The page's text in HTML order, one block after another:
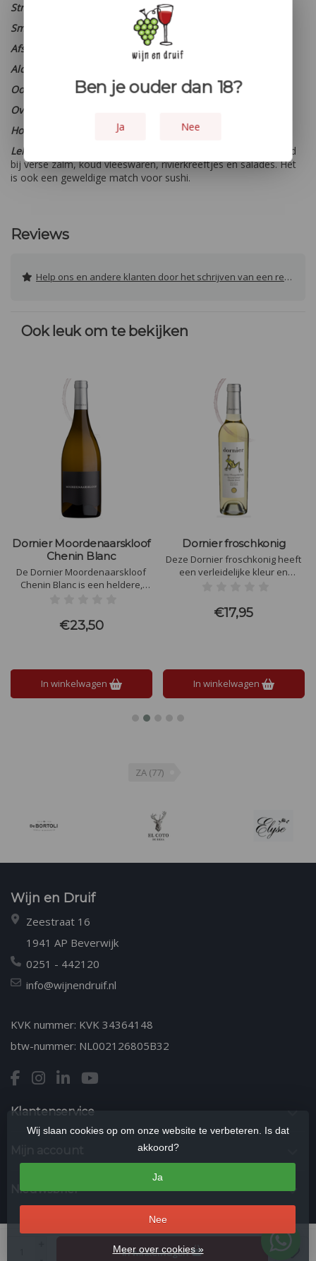
In winkelwagen
Streek:
Smaaktype:
Afsluiting:
Alcohol percentage:
Oogstjaar:
2022
Overige:
Houtopvoeding:
Lekker bij:
Met zijn verleidelijke roze kleur past deze wijn goed
bij verse zalm, koud vleeswaren, rivierkreeftjes en salades. Het
is ook een geweldige match voor sushi.
Reviews
Help ons en andere klanten door het schrijven van een review
Ook leuk om te bekijken
Dornier Moordenaarskloof
Chenin Blanc
De Dornier Moordenaarskloof
Chenin Blanc is een heldere,
en fruit, vooral Kaapse
kamperfoelie. Witte perziken en
€23,50
In winkelwagen
Dornier froschkonig
Deze Dornier froschkonig heeft
een verleidelijke kleur en
vijgenconserven. Zeer
stroperige smaak heeft een
citroenschil en appel.
€17,95
In winkelwagen
ZA (77)
Wijn en Druif
Zeestraat 16
1941 AP Beverwijk
0251 - 442120
info@wijnendruif.nl
KVK nummer: KVK 34364148
btw-nummer: NL002126805B32
Klantenservice
Nieuwsbrief
Wij slaan cookies op om onze website te verbeteren. Is dat
akkoord?
Ja
Nee
Meer over cookies »
© Copyright 2026 Wijn en Druif | Kwaliteitswijnen & Wijnproeverijen in
- Theme byFrontlabel- Powered by Lightspeed
Ben je ouder dan 18?
Ja Nee